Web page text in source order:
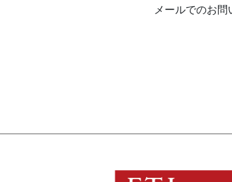
メールでのお問